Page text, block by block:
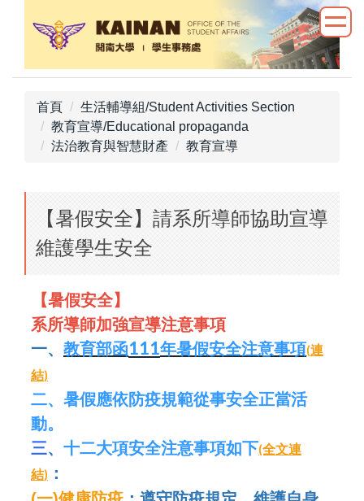
首頁
生活輔導組/Student Activities Section
教育宣導/Educational propaganda
法治教育與智慧財產
教育宣導
【暑假安全】請系所導師協助宣導
維護學生安全
【暑假安全】
系所導師加強宣導注意事項
一、 教育部函111年暑假安全注意事項(連
結)
二、暑假應依防疫規範從事安全正當活
動。
三、 十二大項安全注意事項如下(全文連
結)
：